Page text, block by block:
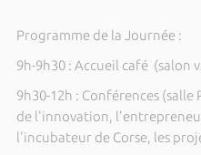
Programme de la Journée :
9h-9h30 : Accueil café (salon
9h30-12h : Conférences
de l'innovation,
l'incubateur de Corse, les